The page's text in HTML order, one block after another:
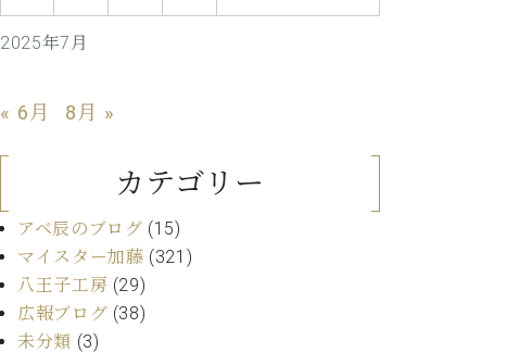
2025年7月
« 6月 8月 »
カテゴリー
アベ辰のブログ (15)
マイスター加藤 (321)
八王子工房 (29)
広報ブログ (38)
未分類 (3)